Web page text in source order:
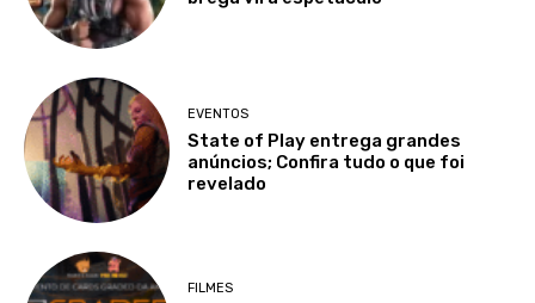
EVENTOS
State of Play entrega grandes
anúncios; Confira tudo o que foi
revelado
FILMES